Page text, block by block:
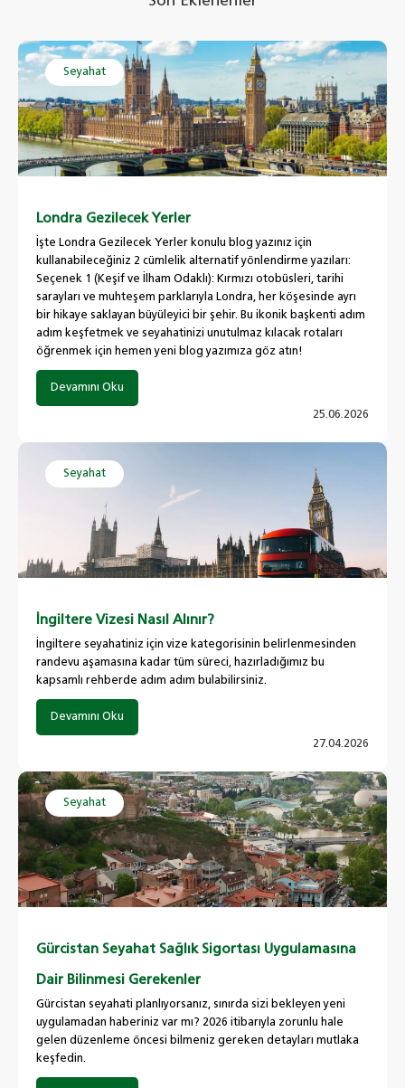
Seyahat
Londra Gezilecek Yerler
İşte Londra Gezilecek Yerler konulu blog yazınız için
kullanabileceğiniz 2 cümlelik alternatif yönlendirme yazıları:
Seçenek 1 (Keşif ve İlham Odaklı): Kırmızı otobüsleri, tarihi
sarayları ve muhteşem parklarıyla Londra, her köşesinde ayrı
bir hikaye saklayan büyüleyici bir şehir. Bu ikonik başkenti adım
adım keşfetmek ve seyahatinizi unutulmaz kılacak rotaları
öğrenmek için hemen yeni blog yazımıza göz atın!
Devamını Oku
25.06.2026
Seyahat
İngiltere Vizesi Nasıl Alınır?
İngiltere seyahatiniz için vize kategorisinin belirlenmesinden
randevu aşamasına kadar tüm süreci, hazırladığımız bu
kapsamlı rehberde adım adım bulabilirsiniz.
Devamını Oku
27.04.2026
Seyahat
Gürcistan Seyahat Sağlık Sigortası Uygulamasına
Dair Bilinmesi Gerekenler
Gürcistan seyahati planlıyorsanız, sınırda sizi bekleyen yeni
uygulamadan haberiniz var mı? 2026 itibarıyla zorunlu hale
gelen düzenleme öncesi bilmeniz gereken detayları mutlaka
keşfedin.